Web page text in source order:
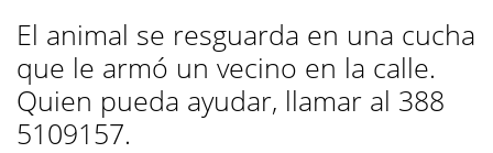
El animal se resguarda en una cucha
que le armó un vecino en la calle.
Quien pueda ayudar, llamar al 388
5109157.